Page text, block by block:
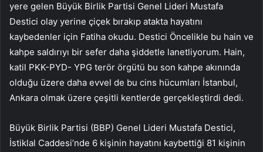
yere gelen Büyük Birlik Partisi Genel Lideri Mustafa
Destici olay yerine çiçek bırakıp atakta hayatını
kaybedenler için Fatiha okudu. Destici Öncelikle bu hain ve
kahpe saldırıyı bir sefer daha şiddetle lanetliyorum. Hain,
katil PKK-PYD- YPG terör örgütü bu son kahpe akınında
olduğu üzere daha evvel de bu cins hücumları İstanbul,
Ankara olmak üzere çeşitli kentlerde gerçekleştirdi dedi.
Büyük Birlik Partisi (BBP) Genel Lideri Mustafa Destici,
İstiklal Caddesi’nde 6 kişinin hayatını kaybettiği 81 kişinin